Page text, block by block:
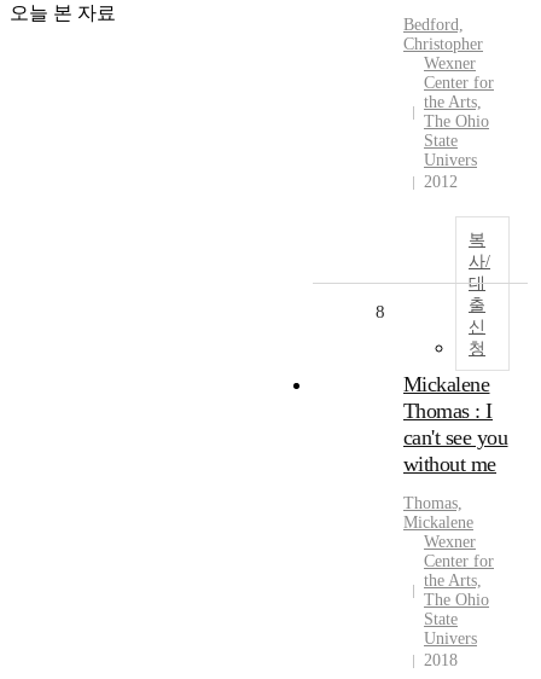
오늘 본 자료
Bedford,
Christopher
Wexner
Center for
the Arts,
The Ohio
State
Univers
2012
복
사/
대
출
신
청
8
Mickalene
Thomas : I
can't see you
without me
Thomas,
Mickalene
Wexner
Center for
the Arts,
The Ohio
State
Univers
2018